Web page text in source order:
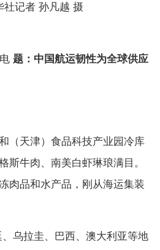
社记者 孙凡越 摄
题：中国航运韧性为全球供应
天津）食品科技产业园冷库
斯牛肉、南美白虾琳琅满目。
肉品和水产品，刚从海运集装
乌拉圭、巴西、澳大利亚等地